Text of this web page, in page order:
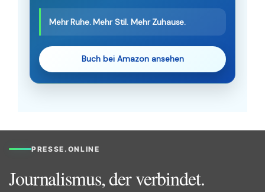
Mehr Ruhe. Mehr Stil. Mehr Zuhause.
Buch bei Amazon ansehen
PRESSE.ONLINE
Journalismus, der verbindet.